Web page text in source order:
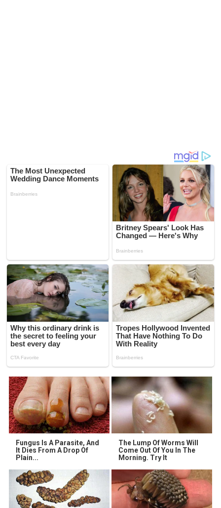
Fungus Is A Parasite, And
It Dies From A Drop Of
Plain...
The Lump Of Worms Will
Come Out Of You In The
Morning. Try It